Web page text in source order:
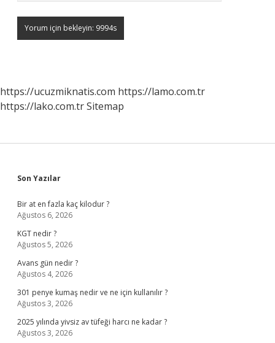
https://ucuzmiknatis.com https://lamo.com.tr
https://lako.com.trSitemap
Sidebar
Son Yazılar
Bir at en fazla kaç kilodur ?
Ağustos 6, 2026
KGT nedir ?
Ağustos 5, 2026
Avans gün nedir ?
Ağustos 4, 2026
301 penye kumaş nedir ve ne için kullanılır ?
Ağustos 3, 2026
2025 yılında yivsiz av tüfeği harcı ne kadar ?
Ağustos 3, 2026